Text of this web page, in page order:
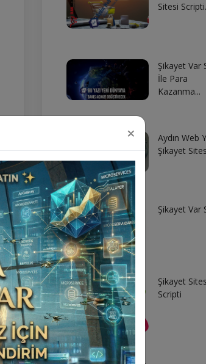
Sitesi
Şikayet Var
İle Para
Kazanma...
Aydın Web
Şikayet
Şikayet Var
Şikayet
Scripti
×